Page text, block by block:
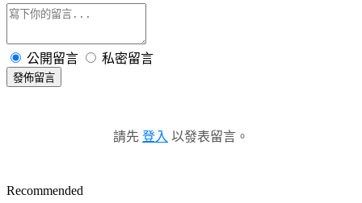
公開留言 私密留言
發佈留言
請先 登入 以發表留言。
Recommended